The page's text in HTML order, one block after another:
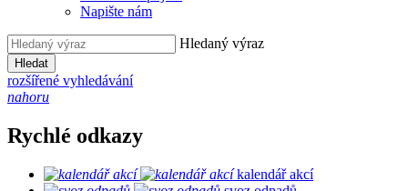
Napište nám
Hledaný výraz
Hledat
rozšířené vyhledávání
nahoru
Rychlé odkazy
kalendář akcí